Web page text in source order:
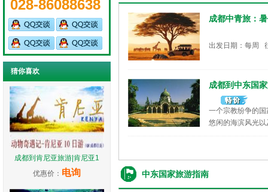
028-86088638
猜你喜欢
成都到肯尼亚旅游|肯尼亚1
优惠价： 电询
成都中青旅：
出发日期：每周
成都到中东国
一个宗教纷争的
悠闲的海滨风光
中东国家旅游指南